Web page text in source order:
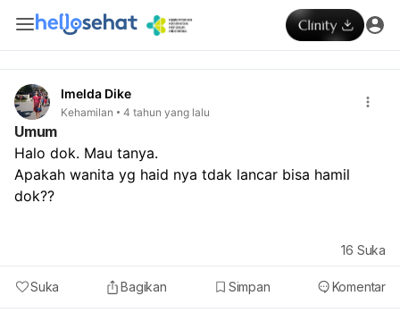
Imelda Dike
Kehamilan 4 tahun yang lalu
Umum
Halo dok. Mau tanya.
Apakah wanita yg haid nya tdak lancar bisa hamil
dok??
Suka Bagikan Simpan Komentar
16 Suka